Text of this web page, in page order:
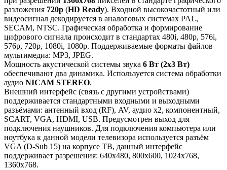
разложения 720p (HD Ready). Входной высокочастотный или
видеосигнал декодируется в аналоговых системах PAL,
SECAM, NTSC. Графическая обработка и формирование
цифрового сигнала происходит в стандартах 480i, 480p, 576i,
576p, 720p, 1080i, 1080p. Поддерживаемые форматы файлов
мультимедиа: MP3, JPEG.
Мощность акустической системы звука 6 Вт (2х3 Вт)
обеспечивают два динамика. Используется система обработки
аудио NICAM STEREO.
Внешний интерфейс (связь с другими устройствами)
поддерживается стандартными входными и выходными
разъёмами: антенный вход (RF), AV, аудио x2, компонентный,
SCART, VGA, HDMI, USB. Предусмотрен выход для
подключения наушников. Для подключения компьютера или
ноутбука к данной модели телевизора используется разъём
VGA (D-Sub 15) на корпусе ТВ, данный интерфейс
поддерживает разрешения: 640x480, 800x600, 1024x768,
1360x768.